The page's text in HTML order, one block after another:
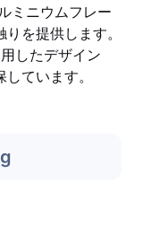
ミニウムフレー
を提供します。
したデザイン
ています。